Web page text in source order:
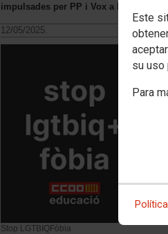
Este
su uso
Para
impulsades per PP i Vox a la llei trans
12/05/2025.
Stop LGTBIQFòbia